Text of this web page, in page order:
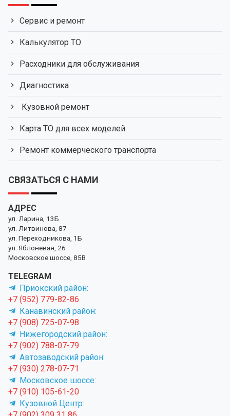
Сервис и ремонт
Калькулятор ТО
Расходники для обслуживания
Диагностика
Кузовной ремонт
Карта ТО для всех моделей
Ремонт коммерческого транспорта
СВЯЗАТЬСЯ С НАМИ
АДРЕС
ул. Ларина, 13Б
ул. Литвинова, 87
ул. Переходникова, 1Б
ул. Яблоневая, 26
Московское шоссе, 85В
TELEGRAM
Приокский район:
+7 (952) 779-82-86
Канавинский район:
+7 (908) 725-07-98
Нижегородский район:
+7 (902) 788-07-79
Автозаводский район:
+7 (930) 278-07-71
Московское шоссе:
+7 (910) 105-61-20
Кузовной Центр: